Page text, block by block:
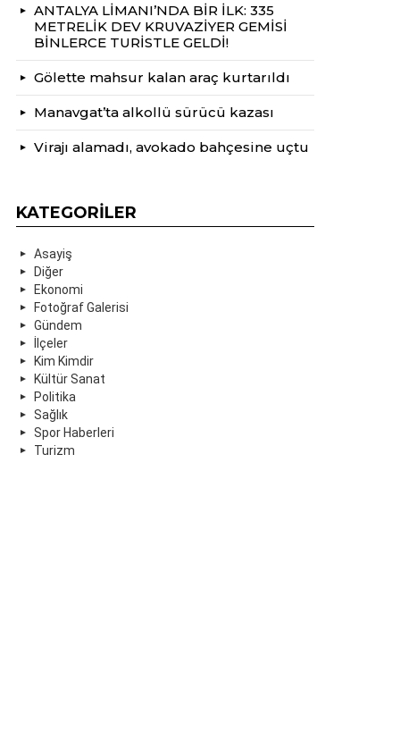
ANTALYA LİMANI’NDA BİR İLK: 335
METRELİK DEV KRUVAZİYER GEMİSİ
BİNLERCE TURİSTLE GELDİ!
Gölette mahsur kalan araç kurtarıldı
Manavgat’ta alkollü sürücü kazası
Virajı alamadı, avokado bahçesine uçtu
KATEGORILER
Asayiş
Diğer
Ekonomi
Fotoğraf Galerisi
Gündem
İlçeler
Kim Kimdir
Kültür Sanat
Politika
Sağlık
Spor Haberleri
Turizm